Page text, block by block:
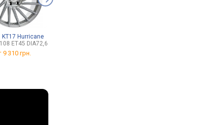
KT17 Hurricane
ET45 DIA72,6
9 310 грн.